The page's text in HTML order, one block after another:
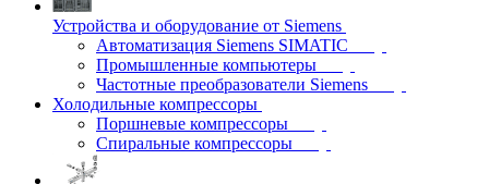
Устройства и оборудование от Siemens
Автоматизация Siemens SIMATIC
Промышленные компьютеры
Частотные преобразователи Siemens
Холодильные компрессоры
Поршневые компрессоры
Спиральные компрессоры